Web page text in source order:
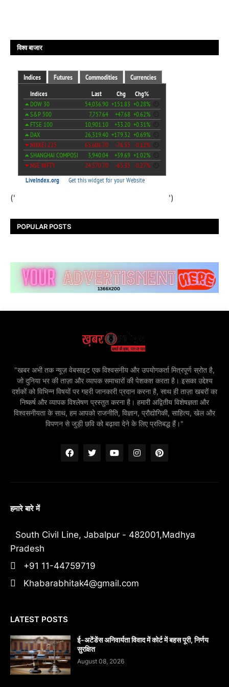
विश्व बाजार
(' ')
POPULAR POSTS
"खबर अभी तक न्यूज़ वेबसाइट एक विश्वसनीय और उपयोगकर्ता मित्रपूर्ण स्रोत है,
जो दुनिया भर की ताज़ा और व्यापक समाचारों की पेशकश करता है। इसका उद्देश्य
दर्शकों को विभिन्न विषयों पर गहरी जानकारी प्रदान करना है, साथ ही ताज़ा खबरों का
निष्कर्ष और व्यापक विश्लेषण प्रस्तुत करना है। हमारी अद्वितीय विशेषज्ञता और
विश्वसनीयता के साथ, हम आपको राजनीति, विज्ञान, प्रौद्योगिकी, साहित्य, खेल और
विपणन से जुड़ी छवि को बढ़ावा देने के लिए प्रतिबद्ध हैं।"
हमारे बारे में
South Civil Line, Jabalpur - 482001,Madhya
Pradesh
+91 11-44759719
Khabarabhitak4@gmail.com
LATEST POSTS
​ई-अटेंडेंस अनिवार्यता विवाद में कोर्ट में बहस पूरी, निर्णय
सुरक्षित
August 08, 2026